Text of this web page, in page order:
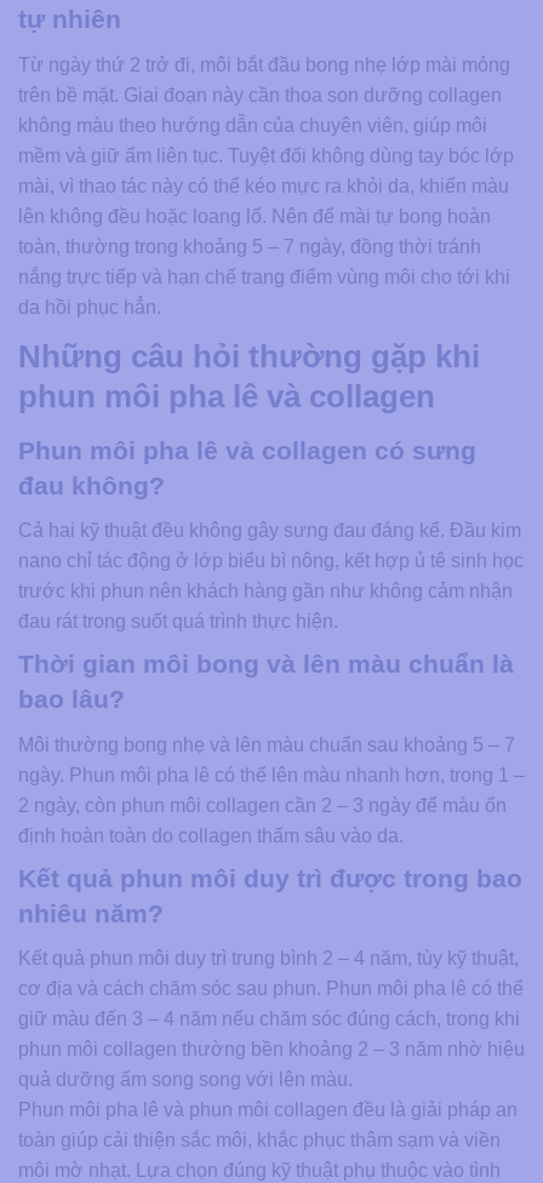
tự nhiên
Từ ngày thứ 2 trở đi, môi bắt đầu bong nhẹ lớp mài mỏng
trên bề mặt. Giai đoạn này cần thoa son dưỡng collagen
không màu theo hướng dẫn của chuyên viên, giúp môi
mềm và giữ ẩm liên tục. Tuyệt đối không dùng tay bóc lớp
mài, vì thao tác này có thể kéo mực ra khỏi da, khiến màu
lên không đều hoặc loang lổ. Nên để mài tự bong hoàn
toàn, thường trong khoảng 5 – 7 ngày, đồng thời tránh
nắng trực tiếp và hạn chế trang điểm vùng môi cho tới khi
da hồi phục hẳn.
Những câu hỏi thường gặp khi
phun môi pha lê và collagen
Phun môi pha lê và collagen có sưng
đau không?
Cả hai kỹ thuật đều không gây sưng đau đáng kể. Đầu kim
nano chỉ tác động ở lớp biểu bì nông, kết hợp ủ tê sinh học
trước khi phun nên khách hàng gần như không cảm nhận
đau rát trong suốt quá trình thực hiện.
Thời gian môi bong và lên màu chuẩn là
bao lâu?
Môi thường bong nhẹ và lên màu chuẩn sau khoảng 5 – 7
ngày. Phun môi pha lê có thể lên màu nhanh hơn, trong 1 –
2 ngày, còn phun môi collagen cần 2 – 3 ngày để màu ổn
định hoàn toàn do collagen thấm sâu vào da.
Kết quả phun môi duy trì được trong bao
nhiêu năm?
Kết quả phun môi duy trì trung bình 2 – 4 năm, tùy kỹ thuật,
cơ địa và cách chăm sóc sau phun. Phun môi pha lê có thể
giữ màu đến 3 – 4 năm nếu chăm sóc đúng cách, trong khi
phun môi collagen thường bền khoảng 2 – 3 năm nhờ hiệu
quả dưỡng ẩm song song với lên màu.
Phun môi pha lê và phun môi collagen đều là giải pháp an
toàn giúp cải thiện sắc môi, khắc phục thâm sạm và viền
môi mờ nhạt. Lựa chọn đúng kỹ thuật phụ thuộc vào tình